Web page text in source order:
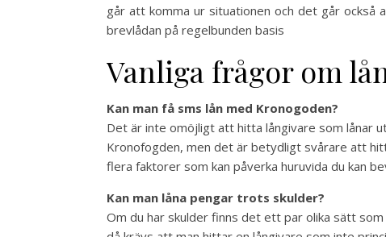
går att komma ur situationen och det går
brevlådan på regelbunden basis
Vanliga frågor om
Kan man få sms lån med Kronogoden?
Det är inte omöjligt att hitta långivare som lånar
Kronofogden, men det är betydligt svårare att
flera faktorer som kan påverka huruvida du kan
Kan man låna pengar trots skulder?
Om du har skulder finns det ett par olika sätt